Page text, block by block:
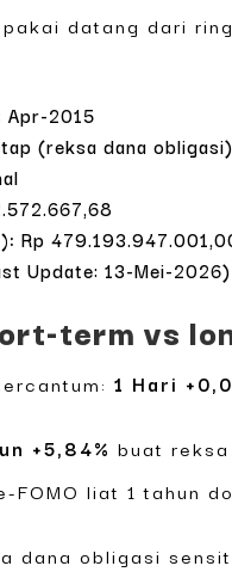
datang dari
Apr-2015
(reksa dana
Rp
Update: 13-Mei-2026)
term vs
1 Hari
+5,84% buat
FOMO liat 1 tahun
dana obligasi